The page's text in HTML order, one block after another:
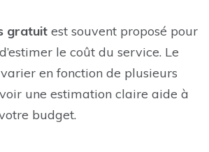
gratuit est souvent proposé pour
le coût du service. Le
en fonction de plusieurs
une estimation claire aide à
budget.